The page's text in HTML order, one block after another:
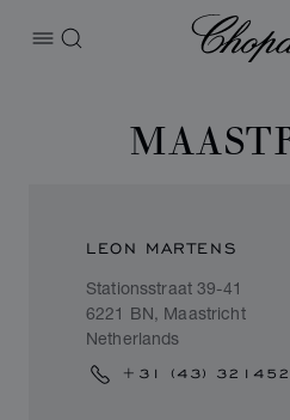
打开菜单
搜索
LEON MARTENS
Stationsstraat 39-41
6221 BN, Maastricht
Netherlands
+31 (43)